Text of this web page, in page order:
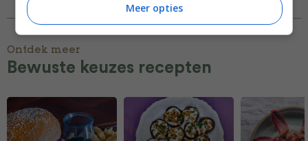
Ontdek meer
Bewuste keuzes recepten
Meer opties